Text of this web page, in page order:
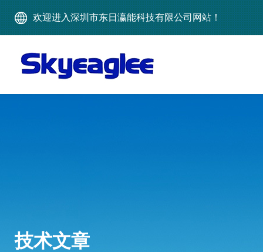
欢迎进入深圳市东日瀛能科技有限公司网站！
技术文章